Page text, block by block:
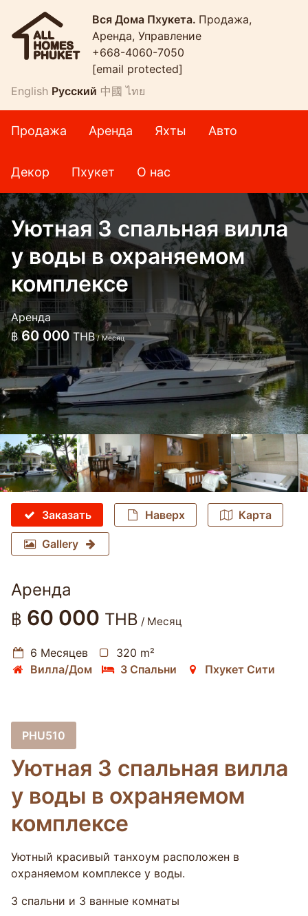
Вся Дома Пхукета. Продажа,
Аренда, Управление
+668-4060-7050
[email protected]
English Русский 中國 ไทย
Продажа Аренда Яхты Авто
Декор Пхукет О нас
Уютная 3 спальная вилла
у воды в охраняемом
комплексе
Аренда
฿ 60 000 THB/ Месяц
Заказать Наверх Карта
Gallery
Аренда
฿ 60 000 THB / Месяц
6 Месяцев
320 m²
Вилла/Дом
3 Спальни Пхукет Сити
PHU510
Уютная 3 спальная вилла
у воды в охраняемом
комплексе
Уютный красивый танхоум расположен в
охраняемом комплексе у воды.
3 спальни и 3 ванные комнаты